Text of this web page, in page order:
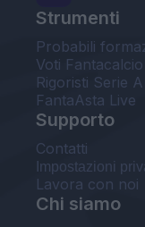
Strumenti
Probabili
Voti
Rigoristi Serie A
FantaAsta Live
Supporto
Contatti
Impostazioni
Lavora con noi
Chi siamo